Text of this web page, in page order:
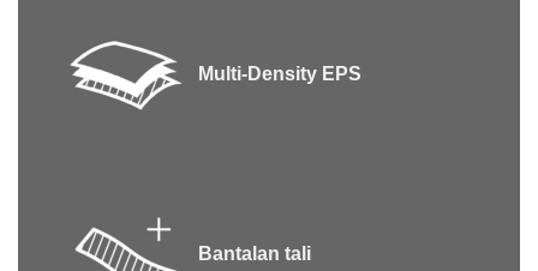
Multi-Density EPS
Bantalan tali